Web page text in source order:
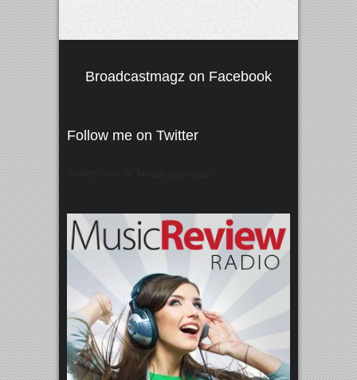
Broadcastmagz on Facebook
Follow me on Twitter